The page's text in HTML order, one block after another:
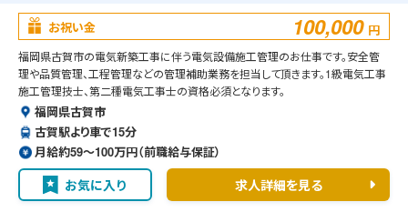
お祝い金 100,000 円
福岡県古賀市の電気新築工事に伴う電気設備施工管理のお仕事です。安全管
理や品質管理、工程管理などの管理補助業務を担当して頂きます。1級電気工事
施工管理技士、第二種電気工事士の資格必須となります。
福岡県古賀市
古賀駅より車で15分
月給約59〜100万円（前職給与保証）
お気に入り 求人詳細を見る